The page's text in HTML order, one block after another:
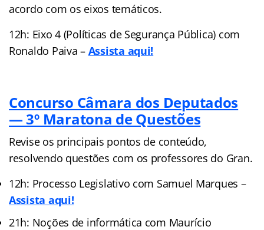
acordo com os eixos temáticos.
12h: Eixo 4 (Políticas de Segurança Pública) com
Ronaldo Paiva – Assista aqui!
Concurso Câmara dos Deputados
— 3º Maratona de Questões
Revise os principais pontos de conteúdo,
resolvendo questões com os professores do Gran.
12h: Processo Legislativo com Samuel Marques –
Assista aqui!
21h: Noções de informática com Maurício